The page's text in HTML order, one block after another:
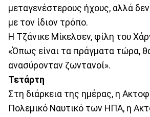
μεταγενέστερους ήχους, αλλά
με τον ίδιον τρόπο.
Η Τζάνικε Μίκελσεν, φίλη του
«Όπως είναι τα πράγματα τώρα,
ανασύρονταν ζωντανοί».
Τετάρτη
Στη διάρκεια της ημέρας, η
Πολεμικό Ναυτικό των ΗΠΑ, η